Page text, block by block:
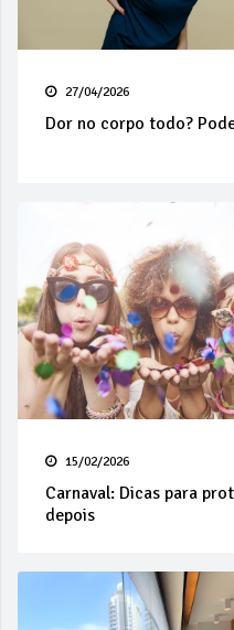
27/04/2026
Dor no corpo todo?
15/02/2026
Carnaval: Dicas para
depois